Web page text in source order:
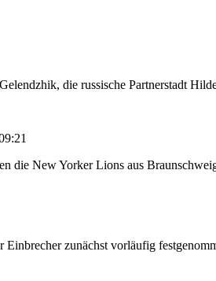
die russische Partnerstadt
die New Yorker Lions aus
zunächst vorläufig